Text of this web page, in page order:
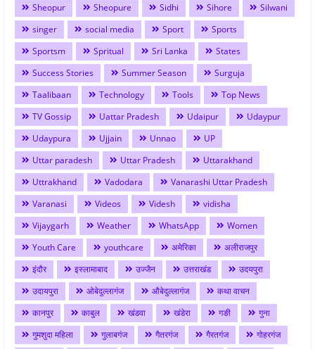
Sheopur
Sheopure Sidhi Sihore
Silwani
singer
social media Sport
Sports
Sportsm
Spritual Sri Lanka
States
Success Stories
Summer Season
Surguja
Taalibaan
Technology Tools
Top News
TV Gossip
Uattar Pradesh Udaipur
Udaypur
Udaypura
Ujjain Unnao
UP
Uttar paradesh
Uttar Pradesh
Uttarakhand
Uttrakhand
Vadodara
Vanarashi Uttar Pradesh
Varanasi
Videos Videsh
vidisha
Vijaygarh
Weather WhatsApp
Women
Youth Care
youthcare अमेरिका
अलीराजपुर
इंदौर
इस्लामाबाद उज्जैन उत्तराखंड
उदयपुरा
उदायपुरा
ओबेदुल्लागंज औबेदुल्लागंज
कथा वाचन
कानपुर
काबुल खंडवा खंडेरा गङी
गुना
गुमशुदा महिला
गुलाबगंज गैतरगंज गैरतगंज
गोहरगंज